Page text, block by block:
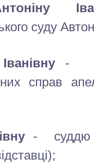
суду
-
справ
-
суддю